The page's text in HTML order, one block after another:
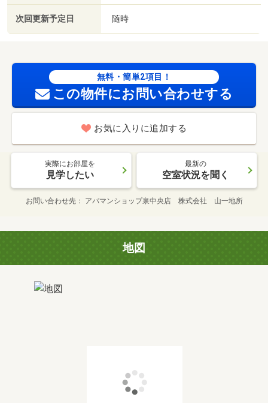
次回更新予定日 随時
無料・簡単2項目！
この物件にお問い合わせする
お気に入りに追加する
実際にお部屋を
見学したい
最新の
空室状況を聞く
お問い合わせ先 アパマンショップ泉中央店 株式会社 山一地所
地図